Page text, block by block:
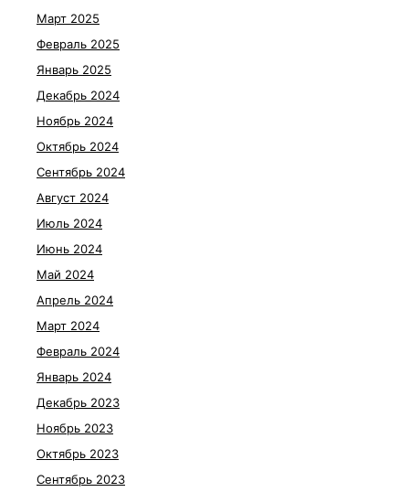
Март 2025
Февраль 2025
Январь 2025
Декабрь 2024
Ноябрь 2024
Октябрь 2024
Сентябрь 2024
Август 2024
Июль 2024
Июнь 2024
Май 2024
Апрель 2024
Март 2024
Февраль 2024
Январь 2024
Декабрь 2023
Ноябрь 2023
Октябрь 2023
Сентябрь 2023